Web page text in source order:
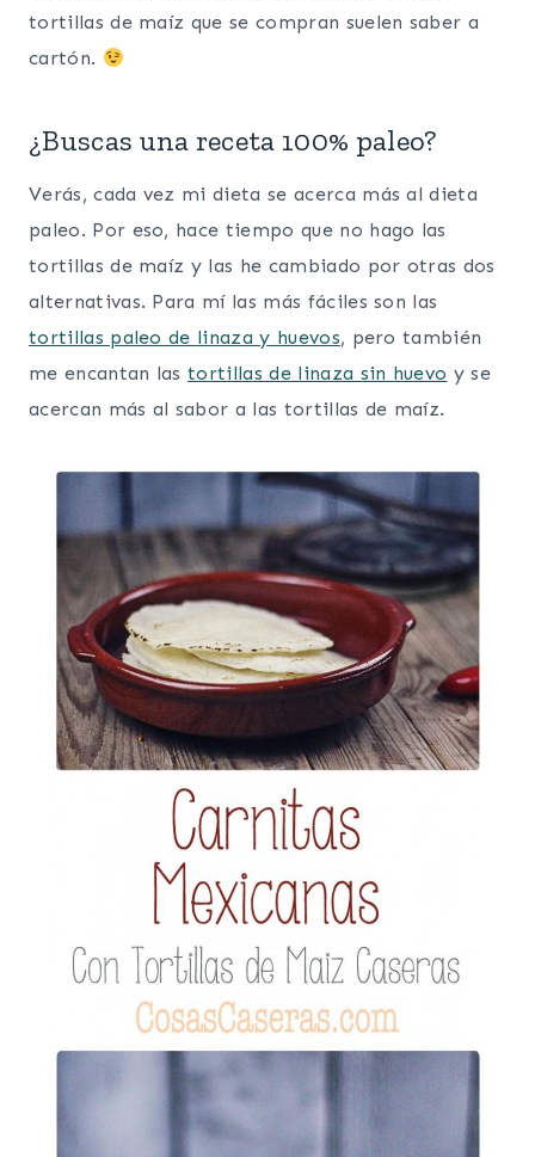
tortillas de maíz que se compran suelen saber a
cartón.
¿Buscas una receta 100% paleo?
Verás, cada vez mi dieta se acerca más al dieta
paleo. Por eso, hace tiempo que no hago las
tortillas de maíz y las he cambiado por otras dos
alternativas. Para mí las más fáciles son las
tortillas paleo de linaza y huevos, pero también
me encantan lastortillas de linaza sin huevo y se
acercan más al sabor a las tortillas de maíz.